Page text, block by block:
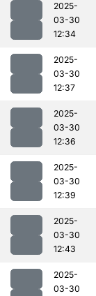
2025-
03-30
12:34
2025-
03-30
12:37
2025-
03-30
12:36
2025-
03-30
12:39
2025-
03-30
12:43
2025-
03-30